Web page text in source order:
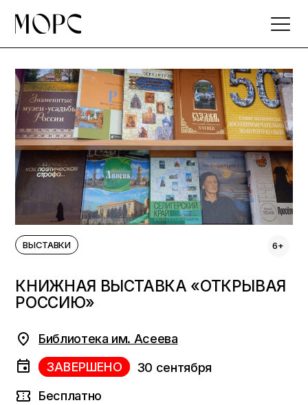
the
ВЫСТАВКИ 6+
КНИЖНАЯ ВЫСТАВКА «ОТКРЫВАЯ
РОССИЮ»
Библиотека им. Асеева
ЗАВЕРШЕНО
30 сентября
Бесплатно